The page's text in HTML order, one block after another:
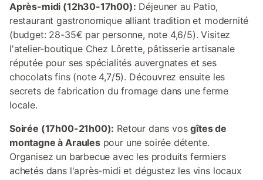
Après-midi (12h30-17h00): Déjeuner au Patio,
restaurant gastronomique alliant tradition et modernité
(budget: 28-35€ par personne, note 4,6/5). Visitez
l'atelier-boutique Chez Lôrette, pâtisserie artisanale
réputée pour ses spécialités auvergnates et ses
chocolats fins (note 4,7/5). Découvrez ensuite les
secrets de fabrication du fromage dans une ferme
locale.
Soirée (17h00-21h00): Retour dans vosgîtes de
montagne à Araulespour une soirée détente.
Organisez un barbecue avec les produits fermiers
achetés dans l'après-midi et dégustez les vins locaux